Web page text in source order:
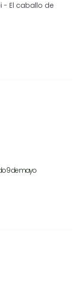
- El caballo de
9 de mayo